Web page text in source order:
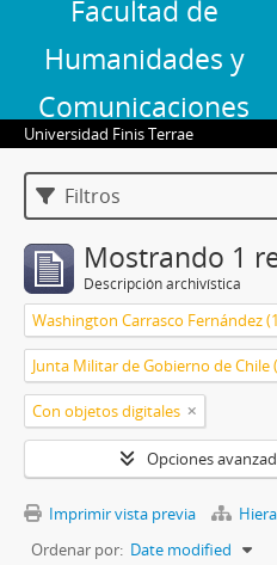
Facultad de
Humanidades y
Comunicaciones
Universidad Finis Terrae
Filtros
Mostrando 1
Descripción archivística
Con objetos digitales
Opciones
Imprimir vista previa
Ordenar por: Date modified